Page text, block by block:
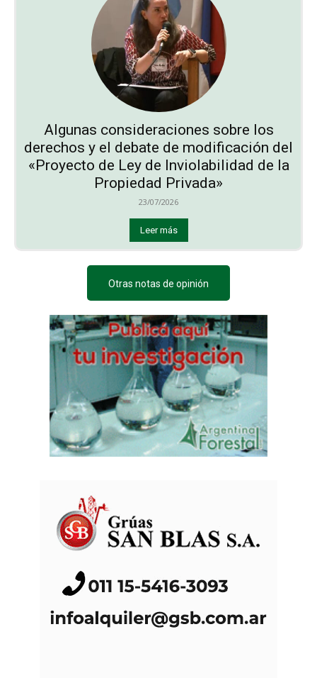
Algunas consideraciones sobre los
derechos y el debate de modificación del
«Proyecto de Ley de Inviolabilidad de la
Propiedad Privada»
23/07/2026
Leer más
Otras notas de opinión